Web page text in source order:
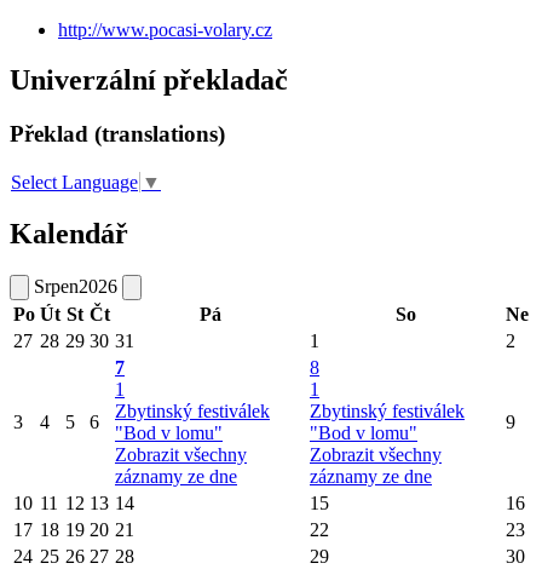
http://www.pocasi-volary.cz
Univerzální překladač
Překlad (translations)
Select Language ▼
Kalendář
Srpen2026
Po Út St Čt Pá So
Ne
27 28 29 30 31 1 2
3 4 5 6
7
1
Zbytinský festiválek
"Bod v lomu"
Zobrazit všechny
záznamy ze dne
8
1
Zbytinský festiválek
"Bod v lomu"
Zobrazit všechny
záznamy ze dne
9
10 11 12 13 14 15
16
17 18 19 20 21 22
23
24 25 26 27 28 29 30